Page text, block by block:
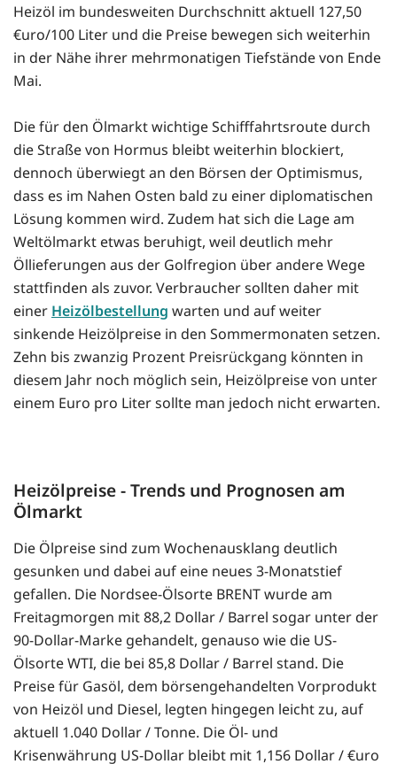
Heizöl im bundesweiten Durchschnitt aktuell 127,50
€uro/100 Liter und die Preise bewegen sich weiterhin
in der Nähe ihrer mehrmonatigen Tiefstände von Ende
Mai.
Die für den Ölmarkt wichtige Schifffahrtsroute durch
die Straße von Hormus bleibt weiterhin blockiert,
dennoch überwiegt an den Börsen der Optimismus,
dass es im Nahen Osten bald zu einer diplomatischen
Lösung kommen wird. Zudem hat sich die Lage am
Weltölmarkt etwas beruhigt, weil deutlich mehr
Öllieferungen aus der Golfregion über andere Wege
stattfinden als zuvor. Verbraucher sollten daher mit
einer Heizölbestellung warten und auf weiter
sinkende Heizölpreise in den Sommermonaten setzen.
Zehn bis zwanzig Prozent Preisrückgang könnten in
diesem Jahr noch möglich sein, Heizölpreise von unter
einem Euro pro Liter sollte man jedoch nicht erwarten.
Heizölpreise - Trends und Prognosen am
Ölmarkt
Die Ölpreise sind zum Wochenausklang deutlich
gesunken und dabei auf eine neues 3-Monatstief
gefallen. Die Nordsee-Ölsorte BRENT wurde am
Freitagmorgen mit 88,2 Dollar / Barrel sogar unter der
90-Dollar-Marke gehandelt, genauso wie die US-
Ölsorte WTI, die bei 85,8 Dollar / Barrel stand. Die
Preise für Gasöl, dem börsengehandelten Vorprodukt
von Heizöl und Diesel, legten hingegen leicht zu, auf
aktuell 1.040 Dollar / Tonne. Die Öl- und
Krisenwährung US-Dollar bleibt mit 1,156 Dollar / €uro